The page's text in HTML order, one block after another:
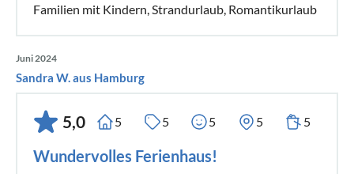
Familien mit Kindern, Strandurlaub, Romantikurlaub
Juni 2024
Sandra W. aus Hamburg
5,0 5 5 5 5 5
Wundervolles Ferienhaus!